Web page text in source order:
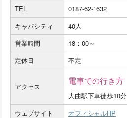
TEL
0187-62-1632
キャパシティ
40人
営業時間
18：00～
定休日
不定
アクセス
電車での行き方
大曲駅下車徒歩10分
ウェブサイト
オフィシャルHP